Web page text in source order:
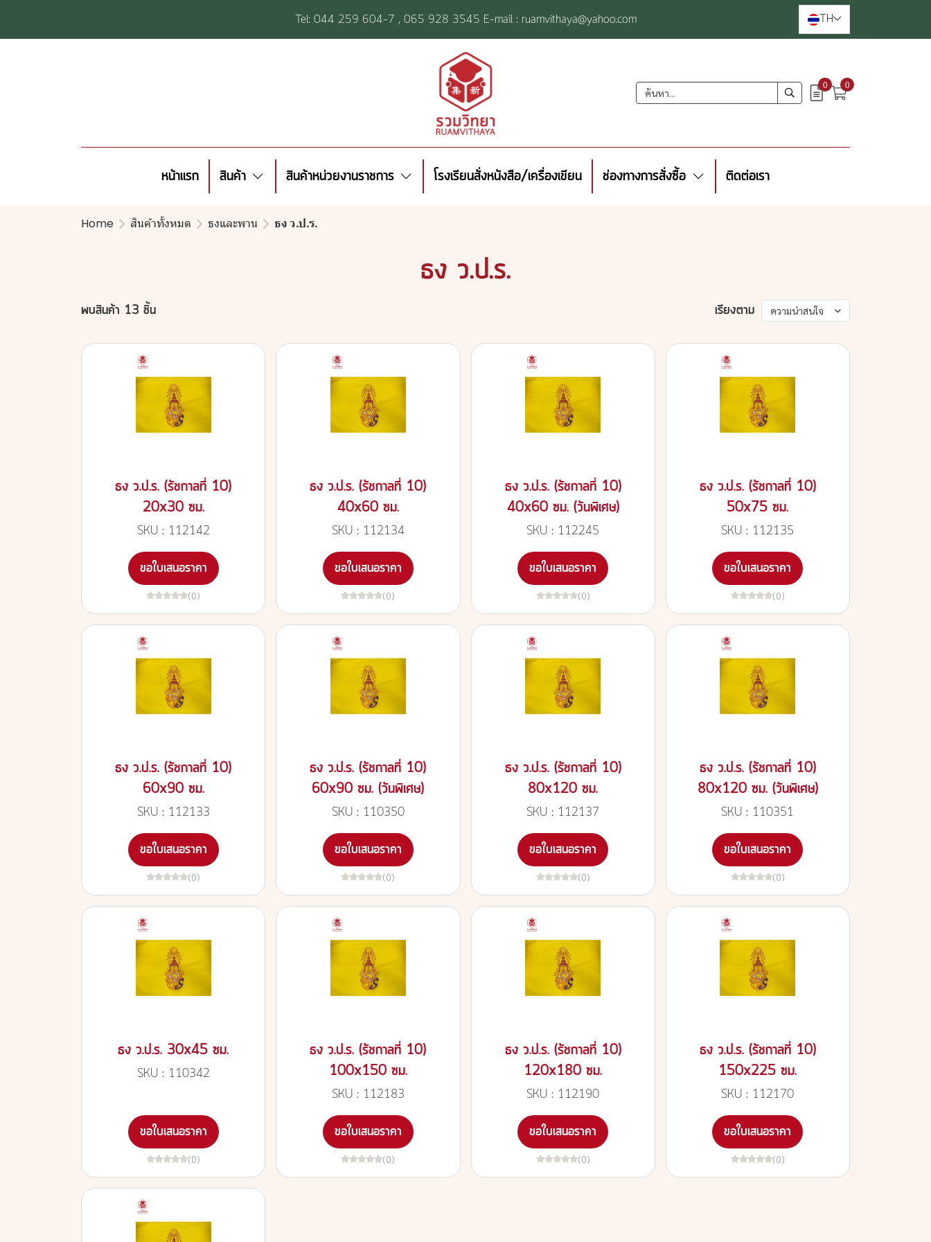
Tel: 044 259 604-7 ,065 928 3545 E-mail : ruamvithaya@yahoo.com TH
0 0
หน้าแรก สินค้า สินค้าหน่วยงานราชการ โรงเรียนสั่งหนังสือ/เครื่องเขียน ช่องทางการสั่งซื้อ ติดต่อเรา
Home สินค้าทั้งหมด ธงและพาน ธง ว.ป.ร.
ธง ว.ป.ร.
พบสินค้า 13 ชิ้น เรียงตาม ความน่าสนใจ
ธง ว.ป.ร. (รัชกาลที่ 10)
20x30 ซม.
SKU : 112142
ขอใบเสนอราคา
(0)
ธง ว.ป.ร. (รัชกาลที่ 10)
40x60 ซม.
SKU : 112134
ขอใบเสนอราคา
(0)
ธง ว.ป.ร. (รัชกาลที่ 10)
40x60 ซม. (วันพิเศษ)
SKU : 112245
ขอใบเสนอราคา
(0)
ธง ว.ป.ร. (รัชกาลที่ 10)
50x75 ซม.
SKU : 112135
ขอใบเสนอราคา
(0)
ธง ว.ป.ร. (รัชกาลที่ 10)
60x90 ซม.
SKU : 112133
ขอใบเสนอราคา
(0)
ธง ว.ป.ร. (รัชกาลที่ 10)
60x90 ซม. (วันพิเศษ)
SKU : 110350
ขอใบเสนอราคา
(0)
ธง ว.ป.ร. (รัชกาลที่ 10)
80x120 ซม.
SKU : 112137
ขอใบเสนอราคา
(0)
ธง ว.ป.ร. (รัชกาลที่ 10)
80x120 ซม. (วันพิเศษ)
SKU : 110351
ขอใบเสนอราคา
(0)
ธง ว.ป.ร. 30x45 ซม.
SKU : 110342
ขอใบเสนอราคา
(0)
ธง ว.ป.ร. (รัชกาลที่ 10)
100x150 ซม.
SKU : 112183
ขอใบเสนอราคา
(0)
ธง ว.ป.ร. (รัชกาลที่ 10)
120x180 ซม.
SKU : 112190
ขอใบเสนอราคา
(0)
ธง ว.ป.ร. (รัชกาลที่ 10)
150x225 ซม.
SKU : 112170
ขอใบเสนอราคา
(0)